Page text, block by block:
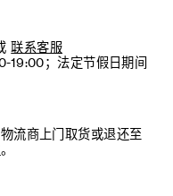
联系客服
19:00；法定节假日期间
流商上门取货或退还至
。